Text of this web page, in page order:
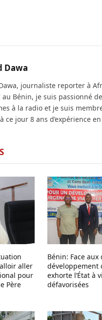
Dawa
journaliste reporter à
au Bénin, je suis passionné
à la radio et je suis
ce jour 8 ans d’expérience
aller
pour
Père
Bénin: Face aux
développement
exhorte l’État à
défavorisées